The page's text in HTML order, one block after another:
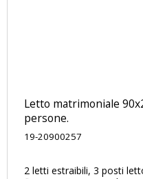
Letto matrimoniale
persone.
19-20900257
2 letti estraibili, 3 posti